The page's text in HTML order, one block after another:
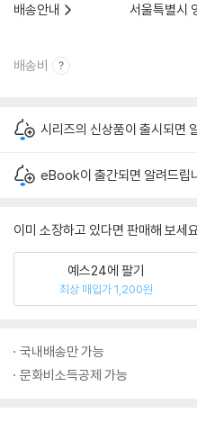
배송안내
서울특별시
배송비
시리즈의 신상품이 출시되면
eBook이 출간되면 알려드립
이미 소장하고 있다면 판매해 보세
예스24에 팔기
최상 매입가 1,200원
국내배송만 가능
문화비소득공제 가능